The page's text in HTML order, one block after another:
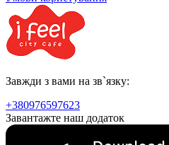
Завжди з вами на зв`язку:
+380976597623
Завантажте наш додаток